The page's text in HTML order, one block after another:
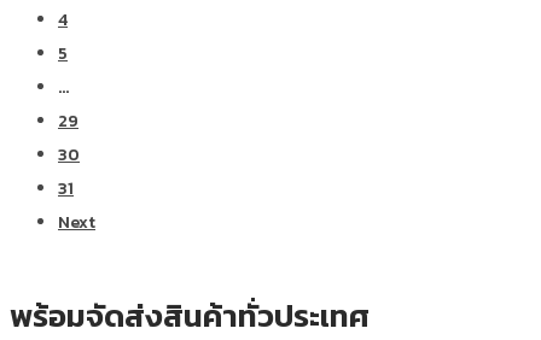
4
5
…
29
30
31
Next
พร้อมจัดส่งสินค้าทั่วประเทศ